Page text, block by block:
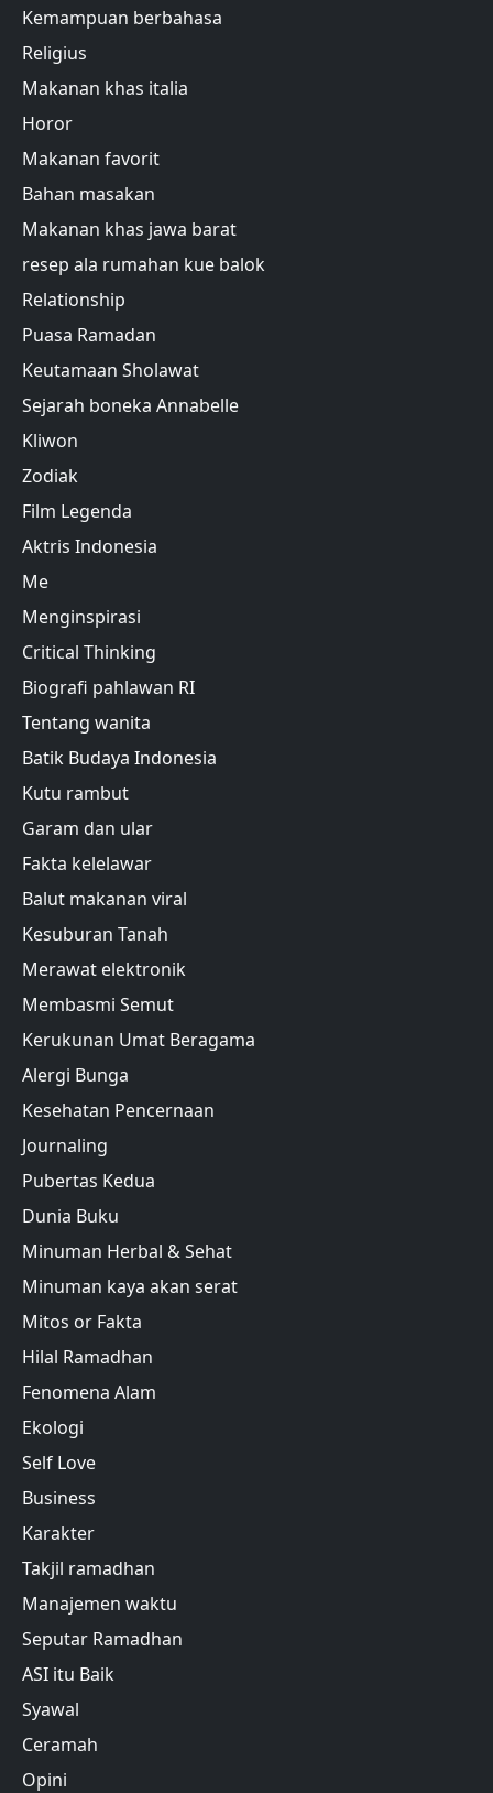
Kemampuan berbahasa
Religius
Makanan khas italia
Horor
Makanan favorit
Bahan masakan
Makanan khas jawa barat
resep ala rumahan kue balok
Relationship
Puasa Ramadan
Keutamaan Sholawat
Sejarah boneka Annabelle
Kliwon
Zodiak
Film Legenda
Aktris Indonesia
Me
Menginspirasi
Critical Thinking
Biografi pahlawan RI
Tentang wanita
Batik Budaya Indonesia
Kutu rambut
Garam dan ular
Fakta kelelawar
Balut makanan viral
Kesuburan Tanah
Merawat elektronik
Membasmi Semut
Kerukunan Umat Beragama
Alergi Bunga
Kesehatan Pencernaan
Journaling
Pubertas Kedua
Dunia Buku
Minuman Herbal & Sehat
Minuman kaya akan serat
Mitos or Fakta
Hilal Ramadhan
Fenomena Alam
Ekologi
Self Love
Business
Karakter
Takjil ramadhan
Manajemen waktu
Seputar Ramadhan
ASI itu Baik
Syawal
Ceramah
Opini